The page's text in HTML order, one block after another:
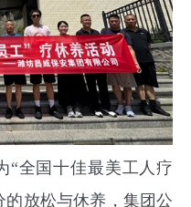
“全国十佳最美工人疗
的放松与休养，集团公